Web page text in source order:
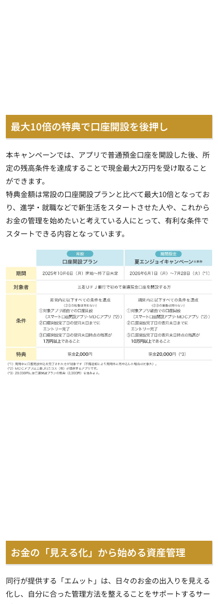
最大10倍の特典で口座開設を後押し
本キャンペーンでは、アプリで普通預金口座を開設した後、所
定の残高条件を達成することで現金最大2万円を受け取ること
ができます。
特典金額は常設の口座開設プランと比べて最大10倍となってお
り、進学・就職などで新生活をスタートさせた人や、これから
お金の管理を始めたいと考えている人にとって、有利な条件で
スタートできる内容となっています。
お金の「見える化」から始める資産管理
同行が提供する「エムット」は、日々のお金の出入りを見える
化し、自分に合った管理方法を整えることをサポートするサー